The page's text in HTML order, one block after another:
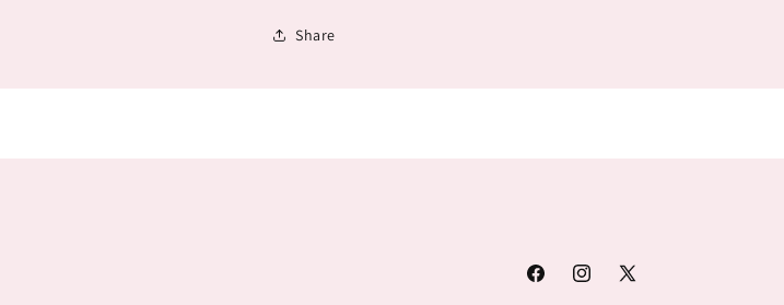
Share
FacebookInstagram
X